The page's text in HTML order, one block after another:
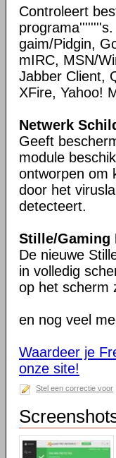
Controleert
gaim/Pidgin,
mIRC, MSN/
Jabber Client,
XFire, Yahoo!
Netwerk
Geeft
module
ontworpen om
door het
detecteert.
Stille/Gaming
De nieuwe
in volledig
op het scherm
en nog veel
Waardeer je
onze site!
Stel een correctie voor